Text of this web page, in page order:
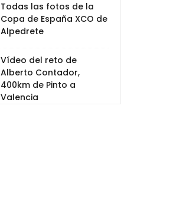
Todas las fotos de la
Copa de España XCO de
Alpedrete
Vídeo del reto de
Alberto Contador,
400km de Pinto a
Valencia